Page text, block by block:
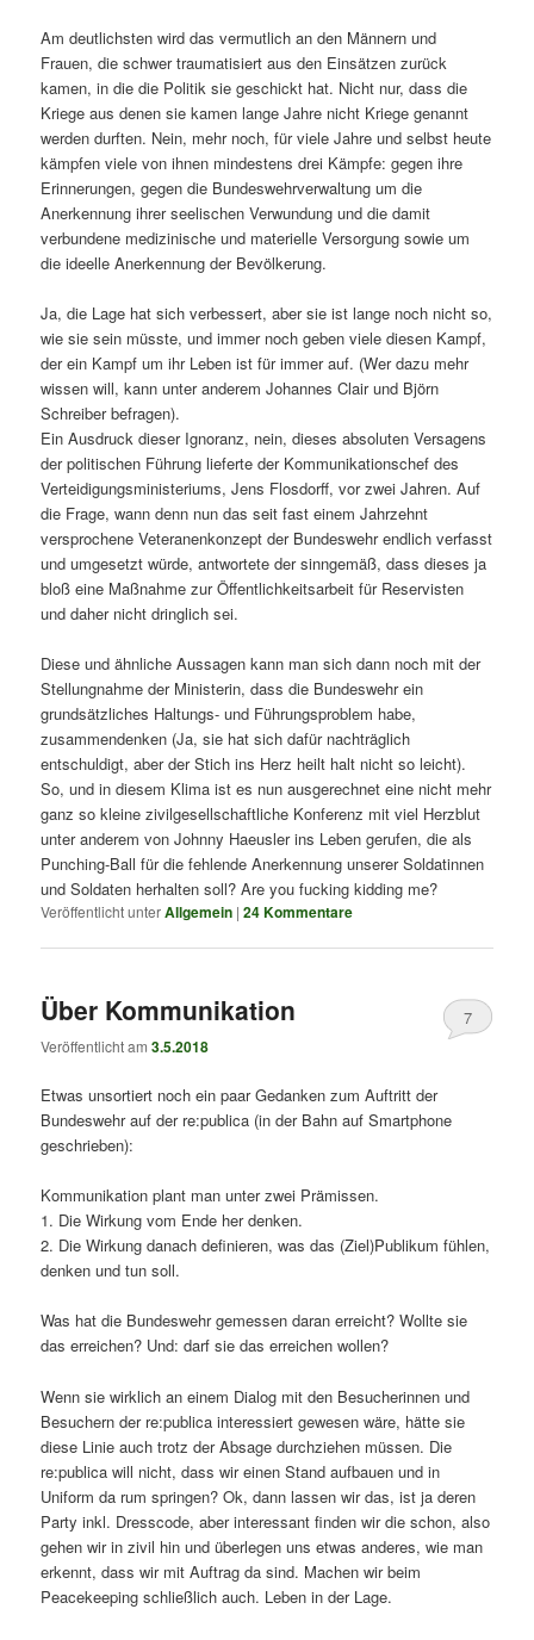
Am deutlichsten wird das vermutlich an den Männern und
Frauen, die schwer traumatisiert aus den Einsätzen zurück
kamen, in die die Politik sie geschickt hat. Nicht nur, dass die
Kriege aus denen sie kamen lange Jahre nicht Kriege genannt
werden durften. Nein, mehr noch, für viele Jahre und selbst heute
kämpfen viele von ihnen mindestens drei Kämpfe: gegen ihre
Erinnerungen, gegen die Bundeswehrverwaltung um die
Anerkennung ihrer seelischen Verwundung und die damit
verbundene medizinische und materielle Versorgung sowie um
die ideelle Anerkennung der Bevölkerung.
Ja, die Lage hat sich verbessert, aber sie ist lange noch nicht so,
wie sie sein müsste, und immer noch geben viele diesen Kampf,
der ein Kampf um ihr Leben ist für immer auf. (Wer dazu mehr
wissen will, kann unter anderemJohannes Clairund Björn
Schreiberbefragen).
Ein Ausdruck dieser Ignoranz, nein, dieses absoluten Versagens
der politischen Führung lieferte der Kommunikationschef des
Verteidigungsministeriums, Jens Flosdorff, vor zwei Jahren. Auf
die Frage, wann denn nun das seit fast einem Jahrzehnt
versprochene Veteranenkonzept der Bundeswehr endlich verfasst
und umgesetzt würde, antwortete der sinngemäß, dass dieses ja
bloß eine Maßnahme zur Öffentlichkeitsarbeit für Reservisten
und daher nicht dringlich sei.
Diese und ähnliche Aussagen kann man sich dann noch mit der
Stellungnahme der Ministerin, dass die Bundeswehr ein
grundsätzliches Haltungs- und Führungsproblem habe,
zusammendenken (Ja, sie hat sich dafür nachträglich
entschuldigt, aber der Stich ins Herz heilt halt nicht so leicht).
So, und in diesem Klima ist es nun ausgerechnet eine nicht mehr
ganz so kleine zivilgesellschaftliche Konferenz mit viel Herzblut
unter anderem vonJohnny Haeuslerins Leben gerufen, die als
Punching-Ball für die fehlende Anerkennung unserer Soldatinnen
und Soldaten herhalten soll? Are you fucking kidding me?
Veröffentlicht unterAllgemein |24Kommentare
Über Kommunikation
Veröffentlicht am3.5.2018
7
Etwas unsortiert noch ein paar Gedanken zum Auftritt der
Bundeswehr auf der re:publica (in der Bahn auf Smartphone
geschrieben):
Kommunikation plant man unter zwei Prämissen.
1. Die Wirkung vom Ende her denken.
2. Die Wirkung danach definieren, was das (Ziel)Publikum fühlen,
denken und tun soll.
Was hat die Bundeswehr gemessen daran erreicht? Wollte sie
das erreichen? Und: darf sie das erreichen wollen?
Wenn sie wirklich an einem Dialog mit den Besucherinnen und
Besuchern der re:publica interessiert gewesen wäre, hätte sie
diese Linie auch trotz der Absage durchziehen müssen. Die
re:publica will nicht, dass wir einen Stand aufbauen und in
Uniform da rum springen? Ok, dann lassen wir das, ist ja deren
Party inkl. Dresscode, aber interessant finden wir die schon, also
gehen wir in zivil hin und überlegen uns etwas anderes, wie man
erkennt, dass wir mit Auftrag da sind. Machen wir beim
Peacekeeping schließlich auch. Leben in der Lage.